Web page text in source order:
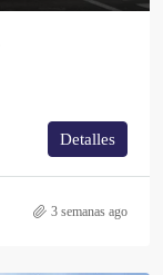
Detalles
3 semanas ago